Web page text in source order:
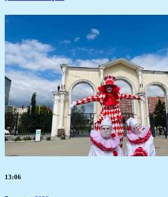
13:06